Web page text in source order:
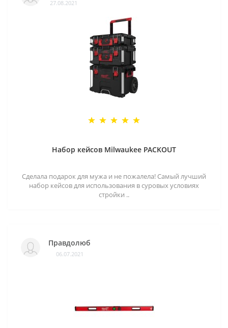
27.08.2021
Набор кейсов Milwaukee PACKOUT
Сделала подарок для мужа и не пожалела! Самый лучший
набор кейсов для использования в суровых условиях
стройки ..
Правдолюб
06.07.2021